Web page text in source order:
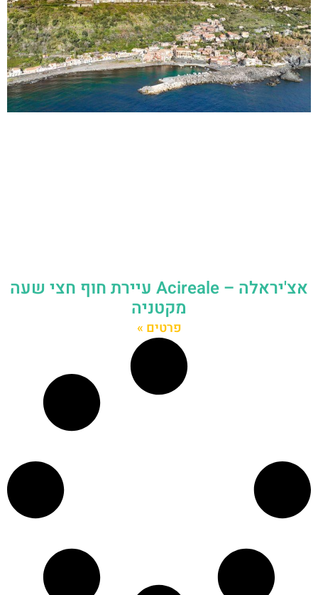
אצ'יראלה – Acireale עיירת חוף חצי שעה
מקטניה
פרטים »